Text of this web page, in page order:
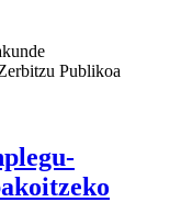
Publikoa